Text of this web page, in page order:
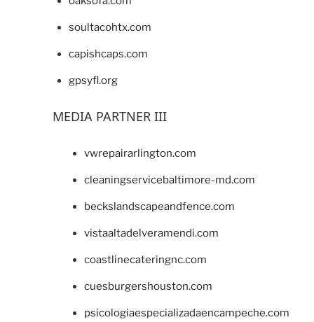
soultacohtx.com
capishcaps.com
gpsyfl.org
MEDIA PARTNER III
vwrepairarlington.com
cleaningservicebaltimore-md.com
beckslandscapeandfence.com
vistaaltadelveramendi.com
coastlinecateringnc.com
cuesburgershouston.com
psicologiaespecializadaencampeche.com